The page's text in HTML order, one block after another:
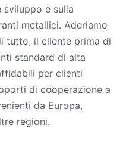
sviluppo e sulla
metallici. Aderiamo
tutto, il cliente prima di
standard di alta
per clienti
di cooperazione a
da Europa,
regioni.